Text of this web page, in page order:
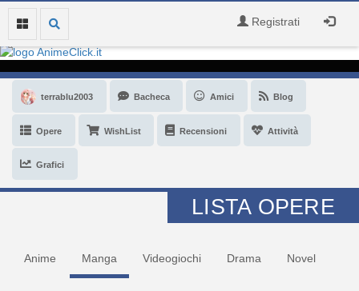
Registrati
terrablu2003 Bacheca Amici Blog
Opere WishList Recensioni Attività
Grafici
LISTA OPERE
Anime Manga Videogiochi Drama Novel